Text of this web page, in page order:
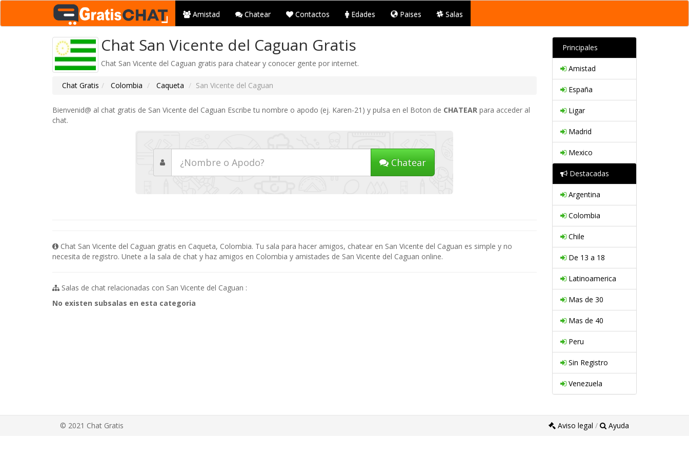
Amistad Chatear Contactos Edades Paises Salas
Chat San Vicente del Caguan Gratis
Chat San Vicente del Caguan gratis para chatear y conocer gente por internet.
Chat Gratis Colombia Caqueta San Vicente del Caguan
Bienvenid@ al chat gratis de San Vicente del Caguan Escribe tu nombre o apodo (ej. Karen-21) y pulsa en el Boton de CHATEAR para acceder al
chat.
Chatear
Chat San Vicente del Caguan gratis en Caqueta, Colombia. Tu sala para hacer amigos, chatear en San Vicente del Caguan es simple y no
necesita de registro. Unete a la sala de chat y haz amigos en Colombia y amistades de San Vicente del Caguan online.
Salas de chat relacionadas con San Vicente del Caguan :
No existen subsalas en esta categoria
Principales
Amistad
España
Ligar
Madrid
Mexico
Destacadas
Argentina
Colombia
Chile
De 13 a 18
Latinoamerica
Mas de 30
Mas de 40
Peru
Sin Registro
Venezuela
© 2021 Chat Gratis Aviso legal / Ayuda